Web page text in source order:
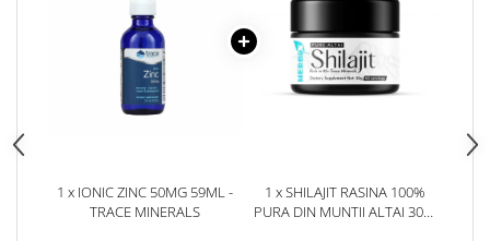
1 x IONIC ZINC 50MG 59ML -
TRACE MINERALS
1 x SHILAJIT RASINA 100%
PURA DIN MUNTII ALTAI 30G.